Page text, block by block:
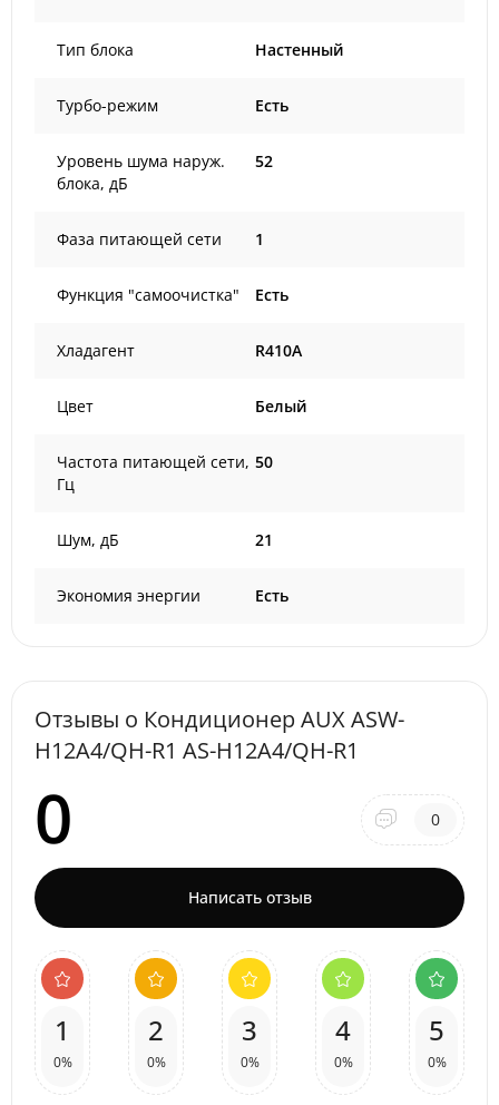
Тип блока Настенный
Турбо-режим Есть
Уровень шума наруж.
блока, дБ
52
Фаза питающей сети 1
Функция "самоочистка" Есть
Хладагент R410A
Цвет Белый
Частота питающей сети,
Гц
50
Шум, дБ 21
Экономия энергии Есть
Отзывы о Кондиционер AUX ASW-
H12A4/QH-R1 AS-H12A4/QH-R1
0 0
Написать отзыв
1
0%
2
0%
3
0%
4
0%
5
0%